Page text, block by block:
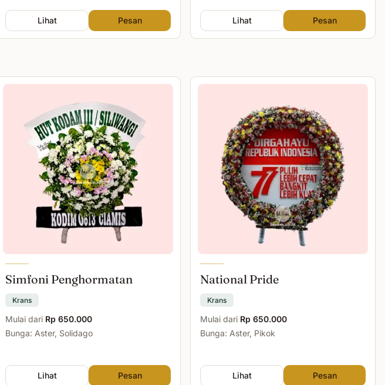
Lihat Pesan Lihat Pesan
Simfoni Penghormatan
Krans
Mulai dari Rp 650.000
Bunga: Aster, Solidago
Lihat Pesan
National Pride
Krans
Mulai dari Rp 650.000
Bunga: Aster, Pikok
Lihat Pesan